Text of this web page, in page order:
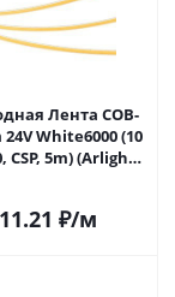
Лента COB-
White6000 (10
CSP, 5m) (Arlight,
₽/м